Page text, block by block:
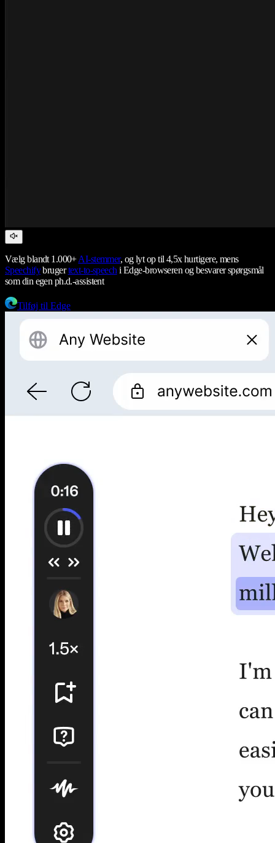
Vælg blandt 1.000+AI-stemmer, og lyt op til 4,5x hurtigere, mens
Speechifybrugertext-to-speech i Edge-browseren og besvarer spørgsmål
som din egen ph.d.-assistent
Tilføj til Edge